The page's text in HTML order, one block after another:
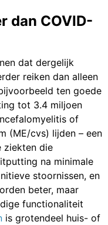
dan COVID-
dat dergelijk
reiken dan alleen
ten goede
tot 3.4 miljoen
of
(ME/cvs) lijden – een
ziekten die
na minimale
stoornissen, en
beter, maar
functionaliteit
is grotendeel huis- of